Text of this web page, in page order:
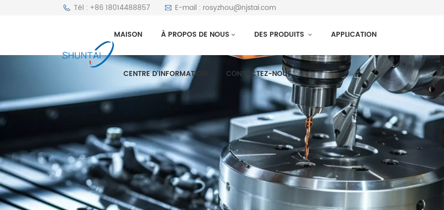
Tél : +86 18014488857 E-mail : rosyzhou@njstai.com
MAISON À PROPOS DE NOUS DES PRODUITS APPLICATION
CENTRE D'INFORMATION CONTACTEZ-NOUS